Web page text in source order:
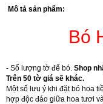
Mô tả sản phẩm:
Bó
- Số lượng tờ để bó. Shop
Trên 50 tờ giá sẽ khác.
Một số lưu ý khi đặt bó hoa
hợp độc đáo giữa hoa tươi